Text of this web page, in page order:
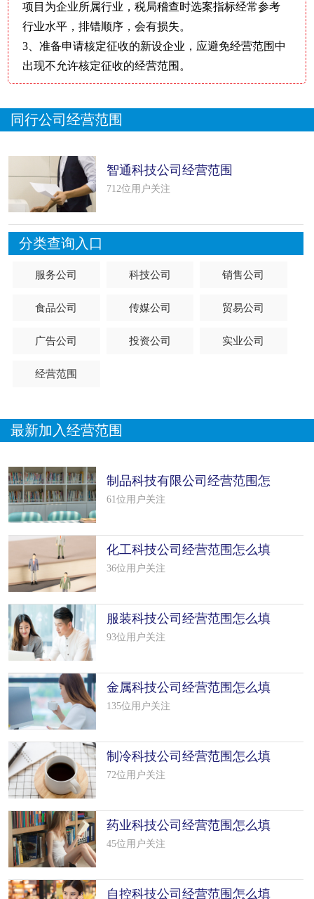
项目为企业所属行业，税局稽查时选案指标经常参考
行业水平，排错顺序，会有损失。
3、准备申请核定征收的新设企业，应避免经营范围中
出现不允许核定征收的经营范围。
同行公司经营范围
智通科技公司经营范围
712位用户关注
分类查询入口
服务公司 科技公司 销售公司
食品公司 传媒公司 贸易公司
广告公司 投资公司 实业公司
经营范围
最新加入经营范围
制品科技有限公司经营范围怎
么填写（42个模板）
61位用户关注
化工科技公司经营范围怎么填
写（50个模板）
36位用户关注
服装科技公司经营范围怎么填
写（19个模板）
93位用户关注
金属科技公司经营范围怎么填
写（50个模板）
135位用户关注
制冷科技公司经营范围怎么填
写（42个模板）
72位用户关注
药业科技公司经营范围怎么填
写（16个模板）
45位用户关注
自控科技公司经营范围怎么填